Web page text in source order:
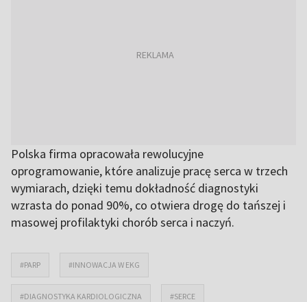
Polska firma opracowała rewolucyjne
oprogramowanie, które analizuje pracę serca w trzech
wymiarach, dzięki temu dokładność diagnostyki
wzrasta do ponad 90%, co otwiera drogę do tańszej i
masowej profilaktyki chorób serca i naczyń.
#PARP #INNOWACJA W EKG
#DIAGNOSTYKA KARDIOLOGICZNA #SERCE